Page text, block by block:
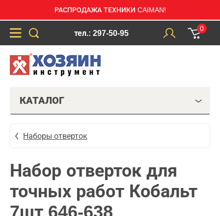
РАСПРОДАЖА ТЕХНИКИ CAIMAN!
тел.: 297-50-95
0
КАТАЛОГ
Наборы отверток
Набор отверток для
точных работ Кобальт
7шт 646-638